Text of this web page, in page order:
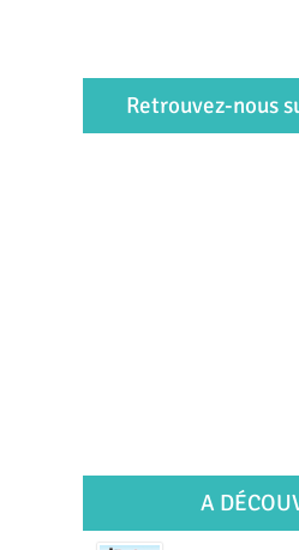
Retrouvez-nous
A